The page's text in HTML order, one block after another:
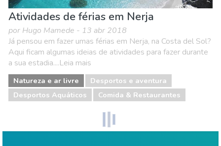
Atividades de férias em Nerja
por Hugo Mamede - 13 abr 2018
Já pensou em fazer umas férias em Nerja, na Costa del Sol?
Aqui ficam algumas ideias de atividades para fazer durante
a sua estadia....Leia mais
Natureza e ar livre
Desportos e aventura
Desportos Aquáticos
Comida & Restaurantes